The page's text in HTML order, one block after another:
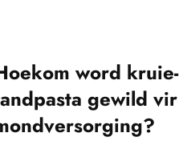
word kruie-
gewild vir